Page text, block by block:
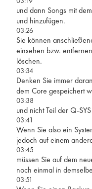
und dann Songs mit
und hinzufügen.
03:26
Sie können
einsehen bzw.
löschen.
03:34
Denken Sie immer
dem Core gespeichert
03:38
und nicht Teil der Q-
03:41
Wenn Sie also ein
jedoch auf einem
03:45
müssen Sie auf dem
noch einmal in
03:51